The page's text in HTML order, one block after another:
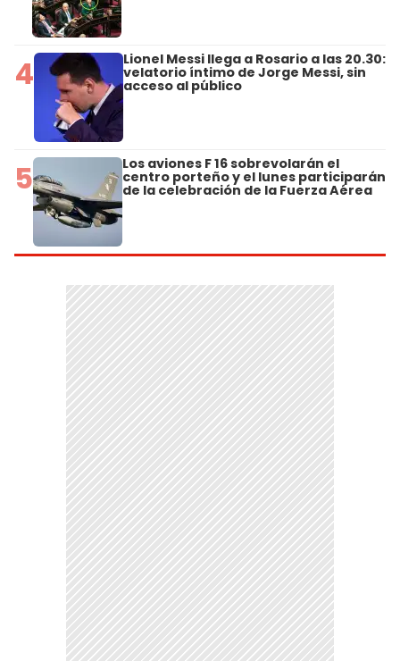
4 Lionel Messi llega a Rosario a las 20.30:
velatorio íntimo de Jorge Messi, sin
acceso al público
5 Los aviones F 16 sobrevolarán el
centro porteño y el lunes participarán
de la celebración de la Fuerza Aérea